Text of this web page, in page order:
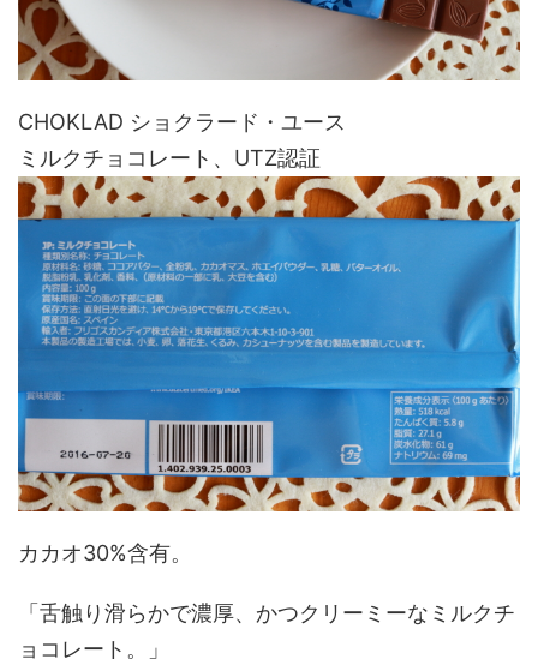
CHOKLAD ショクラード・ユース
ミルクチョコレート、UTZ認証
カカオ30%含有。
「舌触り滑らかで濃厚、かつクリーミーなミルクチ
ョコレート。」